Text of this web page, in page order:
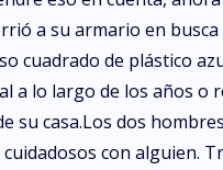
a su armario en
cuadrado de plástico
lo largo de los años o
su casa.Los dos
con alguien.